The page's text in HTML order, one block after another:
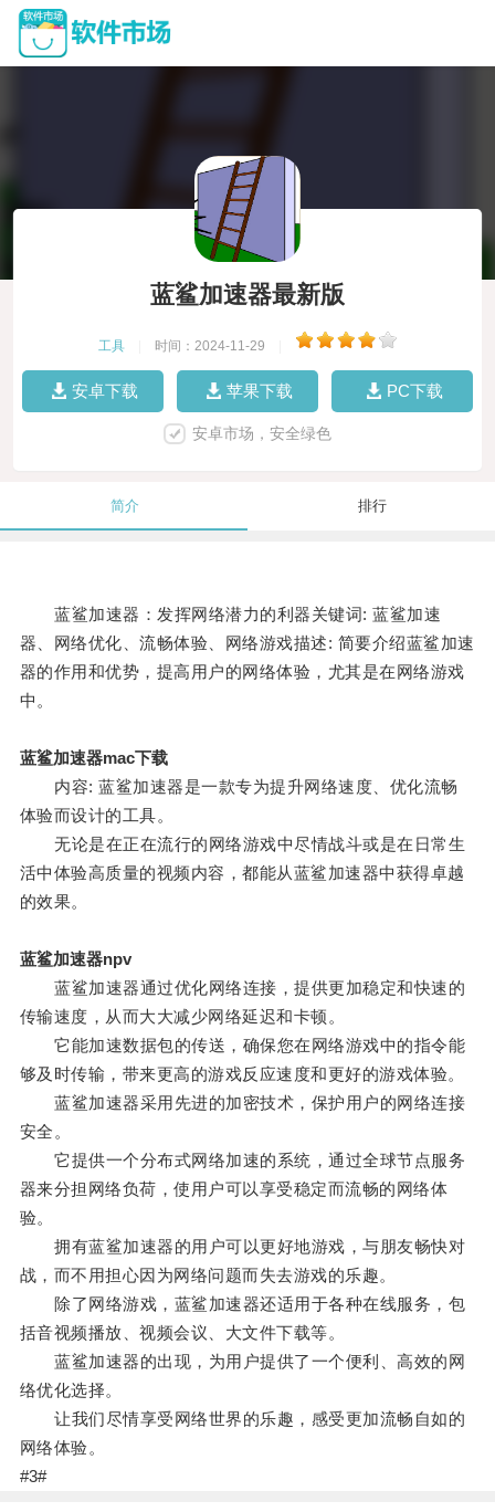
蓝鲨加速器最新版
工具 时间：2024-11-29
安卓下载 苹果下载 PC下载
安卓市场，安全绿色
简介 排行
蓝鲨加速器：发挥网络潜力的利器关键词: 蓝鲨加速
器、网络优化、流畅体验、网络游戏描述: 简要介绍蓝鲨加速
器的作用和优势，提高用户的网络体验，尤其是在网络游戏
中。
蓝鲨加速器mac下载
内容: 蓝鲨加速器是一款专为提升网络速度、优化流畅
体验而设计的工具。
无论是在正在流行的网络游戏中尽情战斗或是在日常生
活中体验高质量的视频内容，都能从蓝鲨加速器中获得卓越
的效果。
蓝鲨加速器npv
蓝鲨加速器通过优化网络连接，提供更加稳定和快速的
传输速度，从而大大减少网络延迟和卡顿。
它能加速数据包的传送，确保您在网络游戏中的指令能
够及时传输，带来更高的游戏反应速度和更好的游戏体验。
蓝鲨加速器采用先进的加密技术，保护用户的网络连接
安全。
它提供一个分布式网络加速的系统，通过全球节点服务
器来分担网络负荷，使用户可以享受稳定而流畅的网络体
验。
拥有蓝鲨加速器的用户可以更好地游戏，与朋友畅快对
战，而不用担心因为网络问题而失去游戏的乐趣。
除了网络游戏，蓝鲨加速器还适用于各种在线服务，包
括音视频播放、视频会议、大文件下载等。
蓝鲨加速器的出现，为用户提供了一个便利、高效的网
络优化选择。
让我们尽情享受网络世界的乐趣，感受更加流畅自如的
网络体验。
#3#